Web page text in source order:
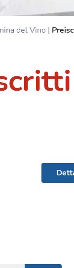
del Vino |